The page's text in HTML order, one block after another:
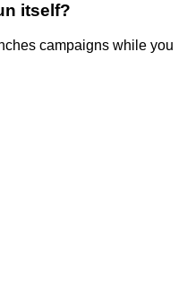
itself?
campaigns while you